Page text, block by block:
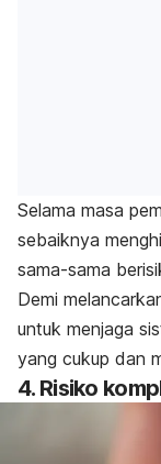
Selama masa
sebaiknya
sama-sama
Demi
untuk menjaga
yang cukup dan
4. Risiko